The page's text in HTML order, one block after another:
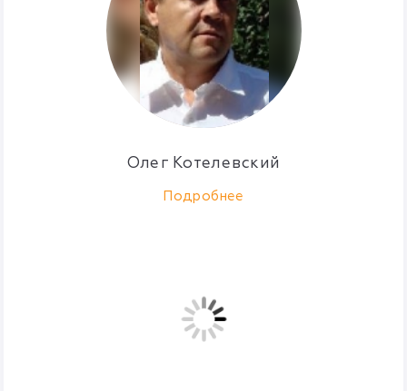
Олег Котелевский
Подробнее